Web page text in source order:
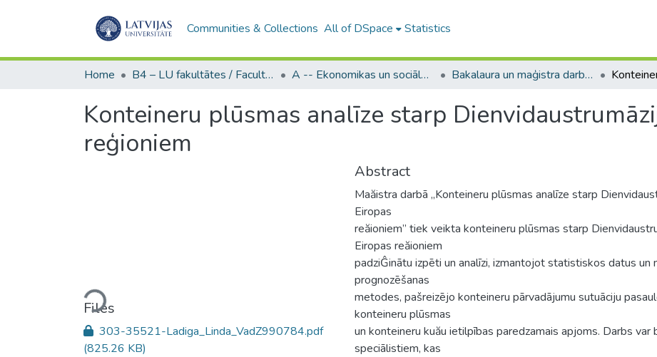
Communities & Collections All of DSpace Statistics
Home B4 – LU fakultātes / Faculties of the UL A -- Ekonomikas un sociālo zinātņu fakultāte / Faculty of Economics and Social Sciences Bakalaura un maģistra darbi (ESZF) / Bachelor's and Master's theses
Konteineru plūsmas analīze starp
reģioniem
Loading...
Files
303-35521-Ladiga_Linda_VadZ990784.pdf
(825.26 KB)
Abstract
Maăistra darbā „Konteineru plūsmas analīze starp
Eiropas
reăioniem” tiek veikta konteineru plūsmas starp
Eiropas reăioniem
padziĜinātu izpēti un analīzi, izmantojot statistiskos datus un
prognozēšanas
metodes, pašreizējo konteineru pārvadājumu sutuāciju
konteineru plūsmas
un konteineru kuău ietilpības paredzamais apjoms. Darbs var
speciālistiem, kas